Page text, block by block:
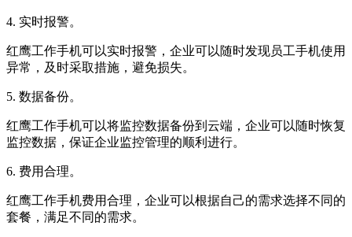
4. 实时报警。
红鹰工作手机可以实时报警，企业可以随时发现员工手机使用
异常，及时采取措施，避免损失。
5. 数据备份。
红鹰工作手机可以将监控数据备份到云端，企业可以随时恢复
监控数据，保证企业监控管理的顺利进行。
6. 费用合理。
红鹰工作手机费用合理，企业可以根据自己的需求选择不同的
套餐，满足不同的需求。